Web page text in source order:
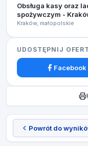
Powrót do
Obsługa kasy oraz
spożywczym -
Kraków, małopolskie
UDOSTĘPNIJ
Facebook